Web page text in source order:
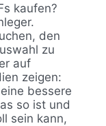
kaufen?
den
zu
auf
zeigen:
bessere
so ist und
sein kann,